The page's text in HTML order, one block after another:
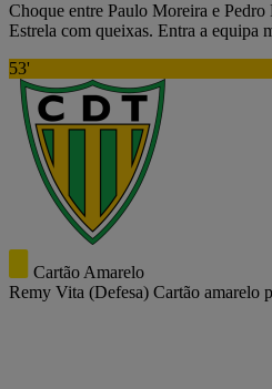
Choque entre Paulo Moreira e
Estrela com queixas. Entra a equipa
53'
Cartão Amarelo
Remy Vita (Defesa) Cartão amarelo